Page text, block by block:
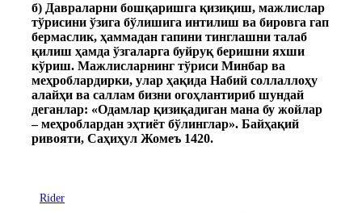
б) Давраларни бошқаришга қизиқиш, мажлислар
тўрисини ўзига бўлишига интилиш ва бировга гап
бермаслик, ҳаммадан гапини тинглашни талаб
қилиш ҳамда ўзгаларга буйруқ беришни яхши
кўриш. Мажлисларнинг тўриси Минбар ва
меҳроблардирки, улар ҳақида Набий соллаллоҳу
алайҳи ва саллам бизни огоҳлантириб шундай
деганлар: «Одамлар қизиқадиган мана бу жойлар
– меҳроблардан эҳтиёт бўлинглар». Байҳақий
ривояти, Саҳиҳул Жомеъ 1420.
Rider